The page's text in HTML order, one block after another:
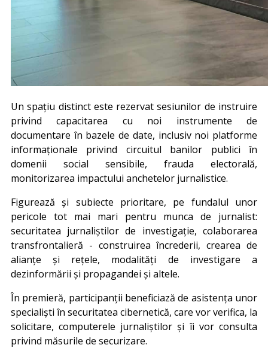
Un spațiu distinct este rezervat sesiunilor de instruire
privind capacitarea cu noi instrumente de
documentare în bazele de date, inclusiv noi platforme
informaționale privind circuitul banilor publici în
domenii social sensibile, frauda electorală,
monitorizarea impactului anchetelor jurnalistice.
Figurează și subiecte prioritare, pe fundalul unor
pericole tot mai mari pentru munca de jurnalist:
securitatea jurnaliștilor de investigație, colaborarea
transfrontalieră - construirea încrederii, crearea de
alianțe și rețele, modalități de investigare a
dezinformării și propagandei și altele.
În premieră, participanții beneficiază de asistența unor
specialiști în securitatea cibernetică, care vor verifica, la
solicitare, computerele jurnaliștilor și îi vor consulta
privind măsurile de securizare.